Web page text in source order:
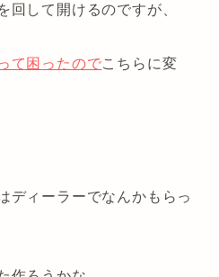
回して開けるのですが、
て困ったのでこちらに変
ディーラーでなんかもらっ